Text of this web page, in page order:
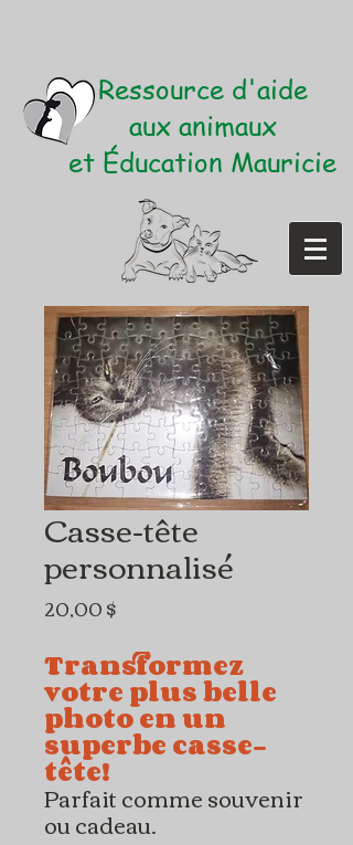
Ressource d'aide
aux animaux
et Éducation Mauricie
Casse-tête
personnalisé
20,00 $Prix
Transformez
votre plus belle
photo en un
superbe casse-
tête!
Parfait comme souvenir
ou cadeau.